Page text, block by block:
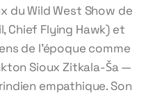
du Wild West Show de
Chief Flying Hawk) et
de l'époque comme
Sioux Zitkala-Ša —
empathique. Son